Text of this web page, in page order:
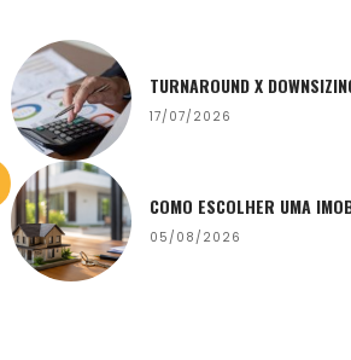
TURNAROUND X
17/07/2026
COMO ESCOLHER UMA
05/08/2026